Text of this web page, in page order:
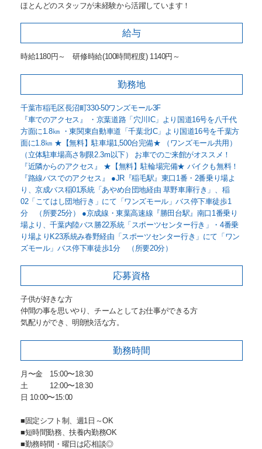
ほとんどのスタッフが未経験から活躍しています！
給与
時給1180円～ 研修時給(100時間程度) 1140円～
勤務地
千葉市稲毛区長沼町330-50ワンズモール3F
『車でのアクセス』 ・京葉道路「穴川IC」より国道16号を八千代
方面に1.8㎞ ・東関東自動車道「千葉北IC」より国道16号を千葉方
面に1.8㎞ ★【無料】駐車場1,500台完備★ （ワンズモール共用）
（立体駐車場高さ制限2.3m以下） お車でのご来館がオススメ！
『近隣からのアクセス』 ★【無料】駐輪場完備★ バイクも無料！
『路線バスでのアクセス』 ●JR『稲毛駅』東口1番・2番乗り場よ
り、京成バス稲01系統「あやめ台団地経由 草野車庫行き」、稲
02「こてはし団地行き」にて「ワンズモール」バス停下車徒歩1
分 （所要25分） ●京成線・東葉高速線『勝田台駅』南口1番乗り
場より、千葉内陸バス勝22系統「スポーツセンター行き」・4番乗
り場よりK23系統み春野経由「スポーツセンター行き」にて「ワン
ズモール」バス停下車徒歩1分 （所要20分）
応募資格
子供が好きな方
仲間の事を思いやり、チームとしてお仕事ができる方
気配りができ、明朗快活な方。
勤務時間
月〜金 15:00〜18:30
土 12:00〜18:30
日 10:00〜15:00
■固定シフト制、週1日～OK
■短時間勤務、扶養内勤務OK
■勤務時間・曜日は応相談◎